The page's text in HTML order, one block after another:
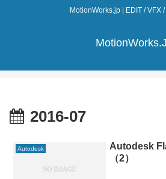
MotionWorks.jp | EDIT / VFX
2016-07
Autodesk
Autodesk
（2）